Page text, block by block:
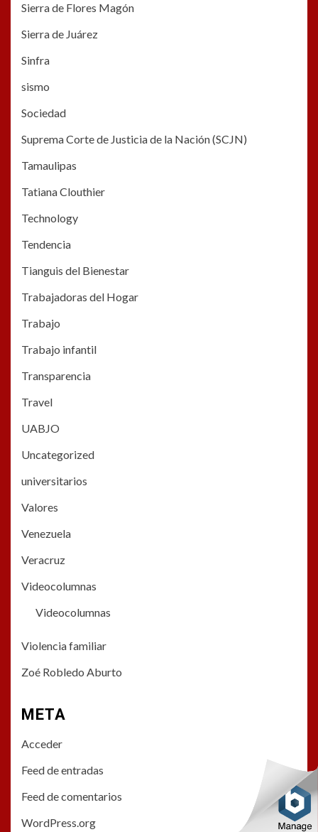
Sierra de Flores Magón
Sierra de Juárez
Sinfra
sismo
Sociedad
Suprema Corte de Justicia de la Nación (SCJN)
Tamaulipas
Tatiana Clouthier
Technology
Tendencia
Tianguis del Bienestar
Trabajadoras del Hogar
Trabajo
Trabajo infantil
Transparencia
Travel
UABJO
Uncategorized
universitarios
Valores
Venezuela
Veracruz
Videocolumnas
Videocolumnas
Violencia familiar
Zoé Robledo Aburto
META
Acceder
Feed de entradas
Feed de comentarios
WordPress.org